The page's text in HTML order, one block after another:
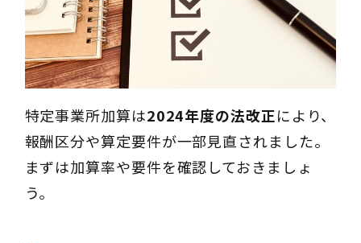
特定事業所加算は2024年度の法改正により、
報酬区分や算定要件が一部見直されました。
まずは加算率や要件を確認しておきましょ
う。